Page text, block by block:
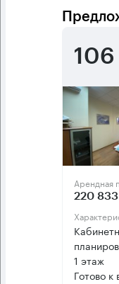
106
Арендная
220
1 этаж
Готово к